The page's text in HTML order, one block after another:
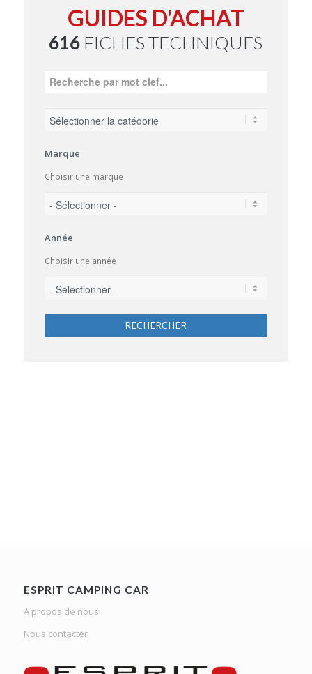
GUIDES D'ACHAT
616 FICHES TECHNIQUES
Marque
Choisir une marque
Année
Choisir une année
RECHERCHER
ESPRIT CAMPING CAR
A propos de nous
Nous contacter